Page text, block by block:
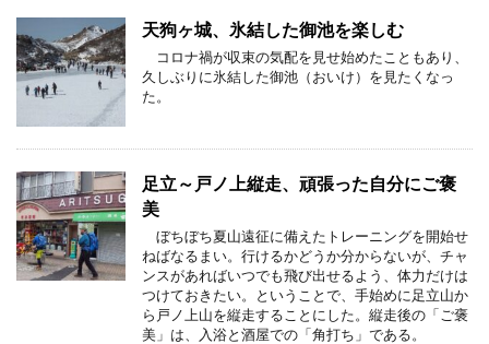
天狗ヶ城、氷結した御池を楽しむ
コロナ禍が収束の気配を見せ始めたこともあり、
久しぶりに氷結した御池（おいけ）を見たくなっ
た。
足立～戸ノ上縦走、頑張った自分にご褒
美
ぼちぼち夏山遠征に備えたトレーニングを開始せ
ねばなるまい。行けるかどうか分からないが、チャ
ンスがあればいつでも飛び出せるよう、体力だけは
つけておきたい。ということで、手始めに足立山か
ら戸ノ上山を縦走することにした。縦走後の「ご褒
美」は、入浴と酒屋での「角打ち」である。